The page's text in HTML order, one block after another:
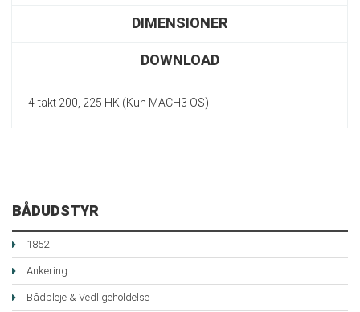
DIMENSIONER
DOWNLOAD
4-takt 200, 225 HK (Kun MACH3 OS)
BÅDUDSTYR
1852
Ankering
Bådpleje & Vedligeholdelse